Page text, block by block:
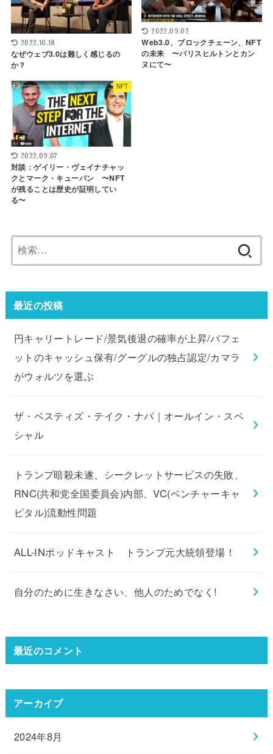
2022.10.18
なぜウェブ3.0は難しく感じるの
か？
2022.09.02
Web3.0、ブロックチェーン、NFT
の未来 〜パリスヒルトンとカン
ヌにて〜
NFT
2022.09.07
対談：ゲイリー・ヴェイナチャッ
クとマーク・キューバン 〜NFT
が残ることは歴史が証明してい
る〜
索:
最近の投稿
円キャリートレード/景気後退の確率が上昇/バフェ
ットのキャッシュ保有/グーグルの独占認定/カマラ
がウォルツを選ぶ
ザ・ベスティズ・テイク・ナパ｜オールイン・スペ
シャル
トランプ暗殺未遂、シークレットサービスの失敗、
RNC(共和党全国委員会)内部、VC(ベンチャーキャ
ピタル)流動性問題
ALL-INポッドキャスト トランプ元大統領登場！
自分のために生きなさい、他人のためでなく!
最近のコメント
アーカイブ
2024年8月